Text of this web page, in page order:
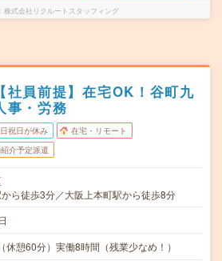
株式会社リクルートスタッフィング
員前提】在宅OK！谷町九
事・労務
祝日が休み 在宅・リモート
介予定派遣
ら徒歩3分／大阪上本町駅から徒歩8分
休憩60分）実働8時間（残業少なめ！）